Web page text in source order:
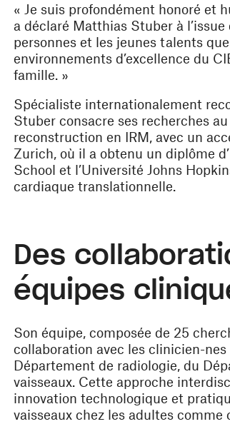
« Je suis profondément honoré et
a déclaré Matthias Stuber à
personnes et les jeunes talents
environnements d’excellence du
famille. »
Spécialiste internationalement
Stuber consacre ses recherches
reconstruction en IRM, avec un
Zurich, où il a obtenu un diplôme
School et l’Université Johns
cardiaque translationnelle.
Des
équipes
Son équipe, composée de 25
collaboration avec les clinicien-
Département de radiologie, du
vaisseaux. Cette approche
innovation technologique et
vaisseaux chez les adultes comme